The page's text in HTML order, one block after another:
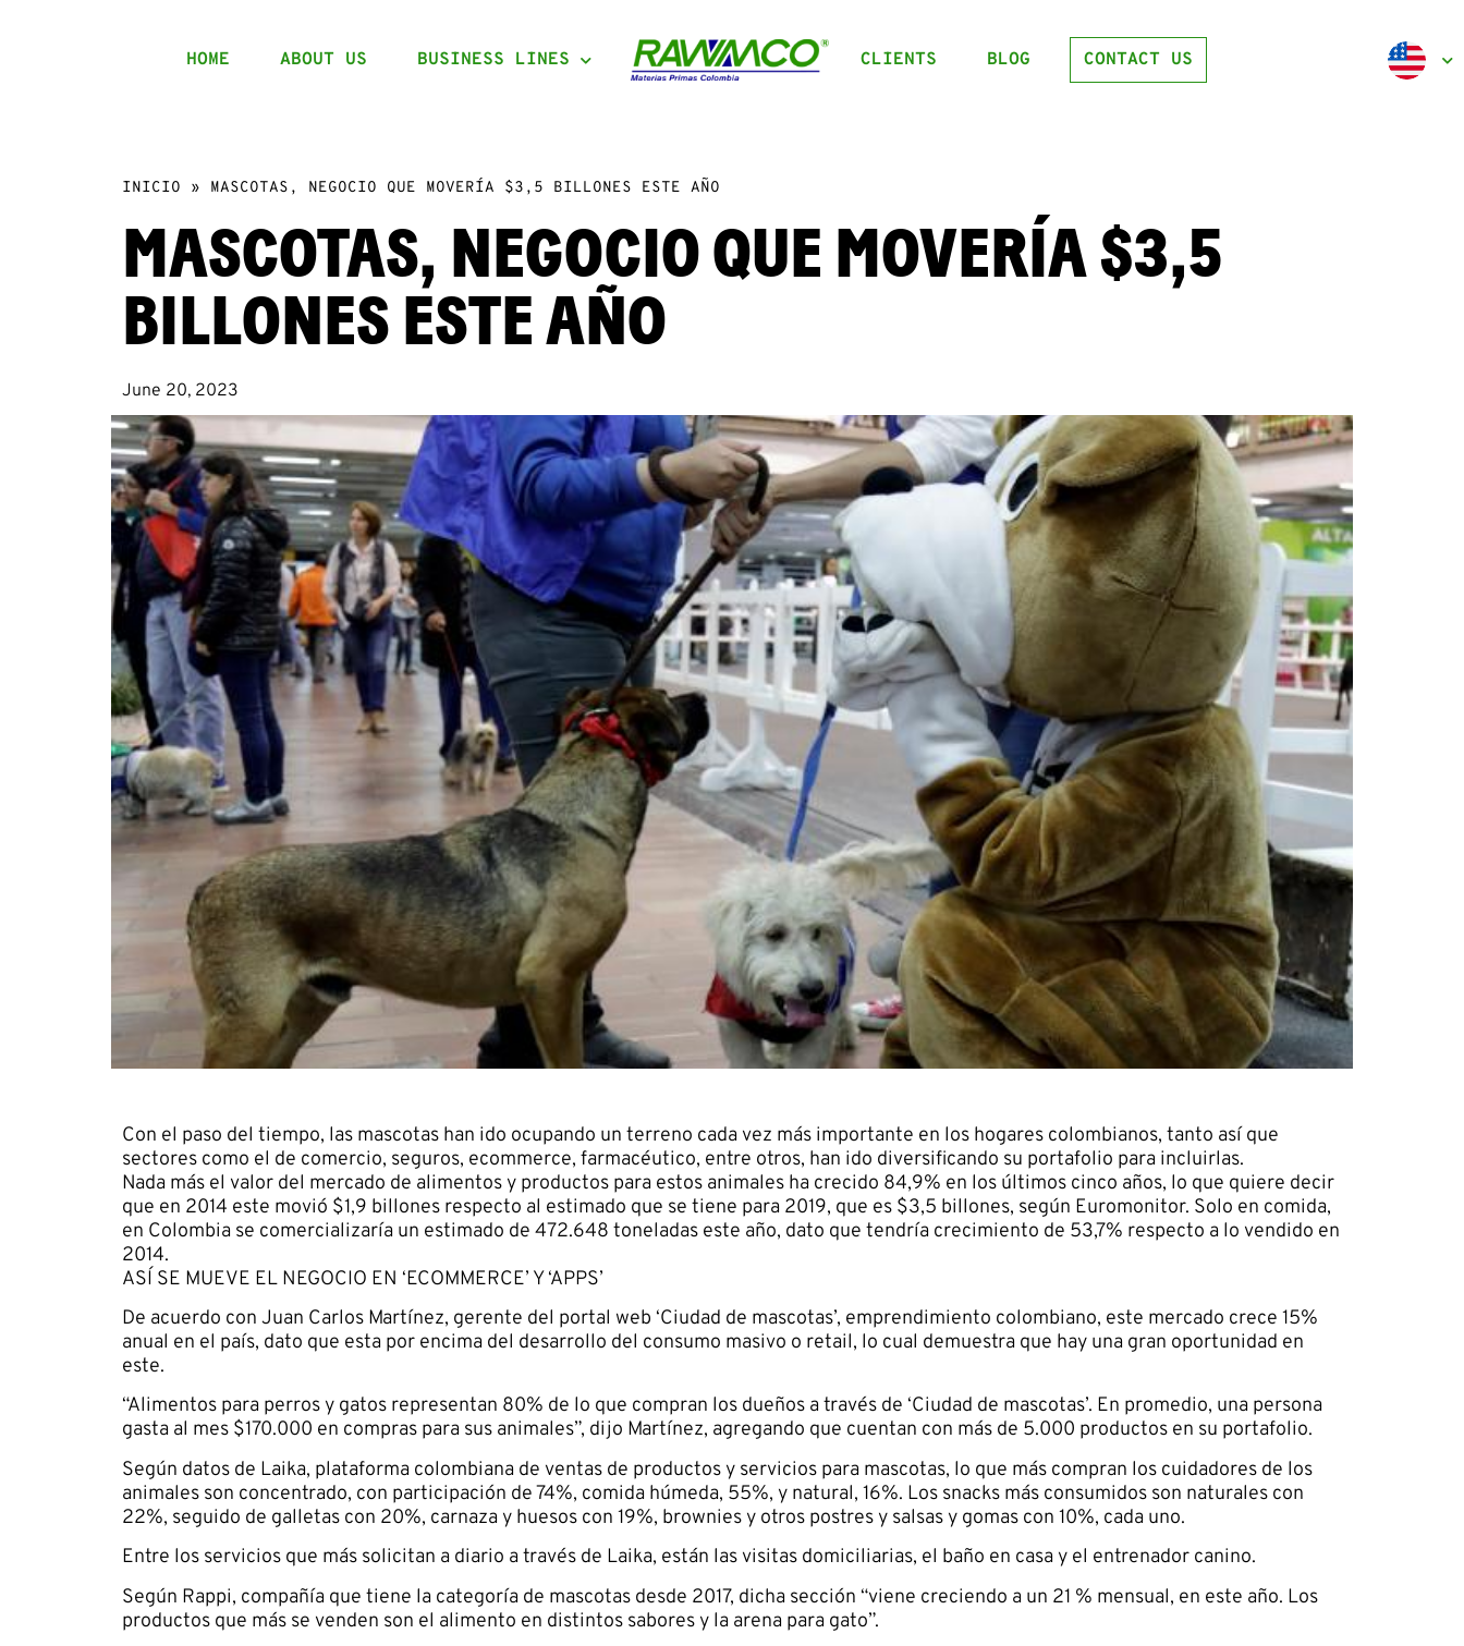
HOME ABOUT US BUSINESS LINES CLIENTS BLOG CONTACT US
INICIO » MASCOTAS, NEGOCIO QUE MOVERÍA $3,5 BILLONES ESTE AÑO
MASCOTAS, NEGOCIO QUE MOVERÍA $3,5
BILLONES ESTE AÑO
June 20, 2023
Con el paso del tiempo, las mascotas han ido ocupando un terreno cada vez más importante en los hogares colombianos, tanto así que
sectores como el de comercio, seguros, ecommerce, farmacéutico, entre otros, han ido diversificando su portafolio para incluirlas.
Nada más el valor del mercado de alimentos y productos para estos animales ha crecido 84,9% en los últimos cinco años, lo que quiere decir
que en 2014 este movió $1,9 billones respecto al estimado que se tiene para 2019, que es $3,5 billones, según Euromonitor. Solo en comida,
en Colombia se comercializaría un estimado de 472.648 toneladas este año, dato que tendría crecimiento de 53,7% respecto a lo vendido en
2014.
ASÍ SE MUEVE EL NEGOCIO EN ‘ECOMMERCE’ Y ‘APPS’
De acuerdo con Juan Carlos Martínez, gerente del portal web ‘Ciudad de mascotas’, emprendimiento colombiano, este mercado crece 15%
anual en el país, dato que esta por encima del desarrollo del consumo masivo o retail, lo cual demuestra que hay una gran oportunidad en
este.
“Alimentos para perros y gatos representan 80% de lo que compran los dueños a través de ‘Ciudad de mascotas’. En promedio, una persona
gasta al mes $170.000 en compras para sus animales”, dijo Martínez, agregando que cuentan con más de 5.000 productos en su portafolio.
Según datos de Laika, plataforma colombiana de ventas de productos y servicios para mascotas, lo que más compran los cuidadores de los
animales son concentrado, con participación de 74%, comida húmeda, 55%, y natural, 16%. Los snacks más consumidos son naturales con
22%, seguido de galletas con 20%, carnaza y huesos con 19%, brownies y otros postres y salsas y gomas con 10%, cada uno.
Entre los servicios que más solicitan a diario a través de Laika, están las visitas domiciliarias, el baño en casa y el entrenador canino.
Según Rappi, compañía que tiene la categoría de mascotas desde 2017, dicha sección “viene creciendo a un 21 % mensual, en este año. Los
productos que más se venden son el alimento en distintos sabores y la arena para gato”.